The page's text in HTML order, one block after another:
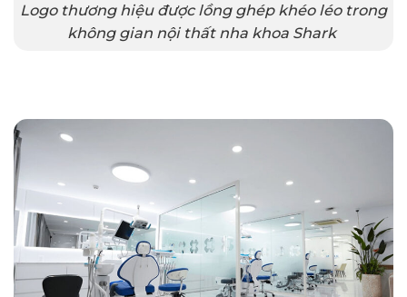
Logo thương hiệu được lồng ghép khéo léo trong
không gian nội thất nha khoa Shark